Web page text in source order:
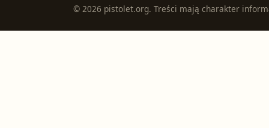
© 2026 pistolet.org. Treści mają charakter